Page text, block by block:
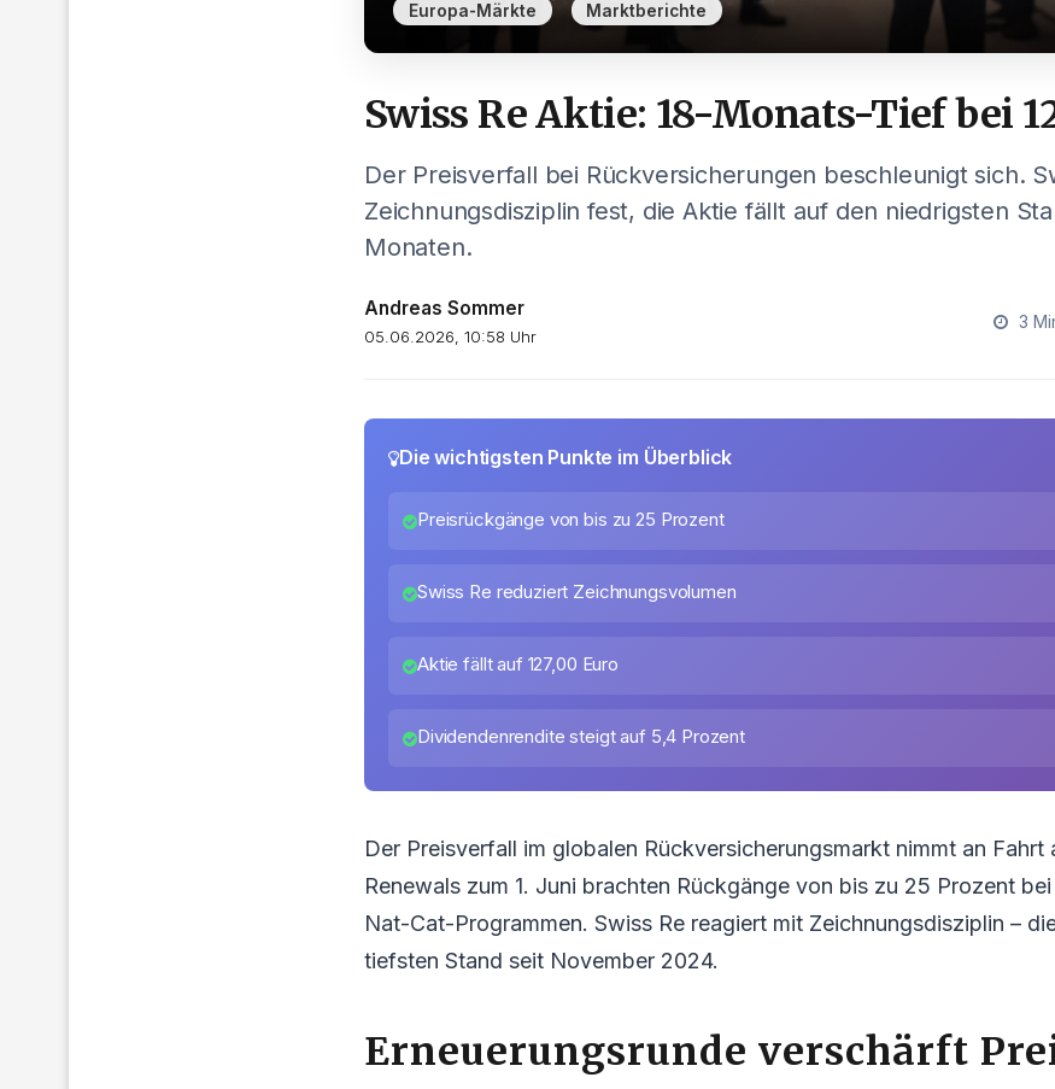
Europa-Märkte , Marktberichte
Swiss Re Aktie: 18-Monats-Tief bei
Der Preisverfall bei Rückversicherungen beschleunigt sich.
Zeichnungsdisziplin fest, die Aktie fällt auf den niedrigsten
Monaten.
Andreas Sommer
05.06.2026, 10:58 Uhr
3
Die wichtigsten Punkte im Überblick
Preisrückgänge von bis zu 25 Prozent
Swiss Re reduziert Zeichnungsvolumen
Aktie fällt auf 127,00 Euro
Dividendenrendite steigt auf 5,4 Prozent
Der Preisverfall im globalen Rückversicherungsmarkt nimmt an Fahrt
Renewals zum 1. Juni brachten Rückgänge von bis zu 25 Prozent
Nat-Cat-Programmen. Swiss Re reagiert mit Zeichnungsdisziplin –
tiefsten Stand seit November 2024.
Erneuerungsrunde verschärft